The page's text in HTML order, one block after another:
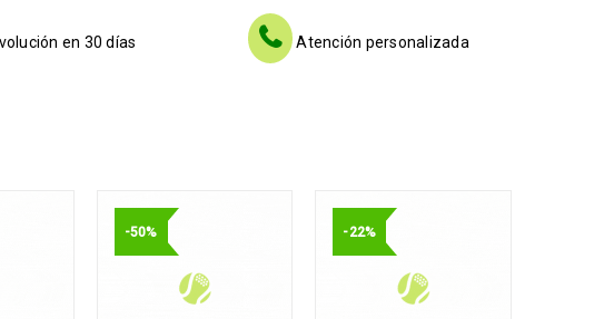
en 30 días Atención personalizada
-50% -22%